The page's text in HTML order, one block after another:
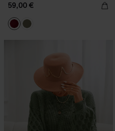
59,00 €